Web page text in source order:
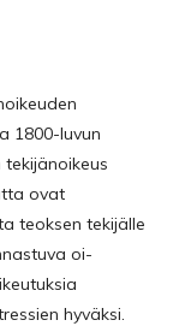
1800-luvun
ovat
teoksen tekijälle
oi­
hyväksi.